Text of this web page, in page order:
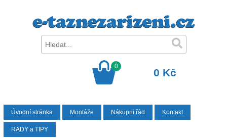
0
0 Kč
Úvodní stránka Montáže Nákupní řád Kontakt
RADY a TIPY